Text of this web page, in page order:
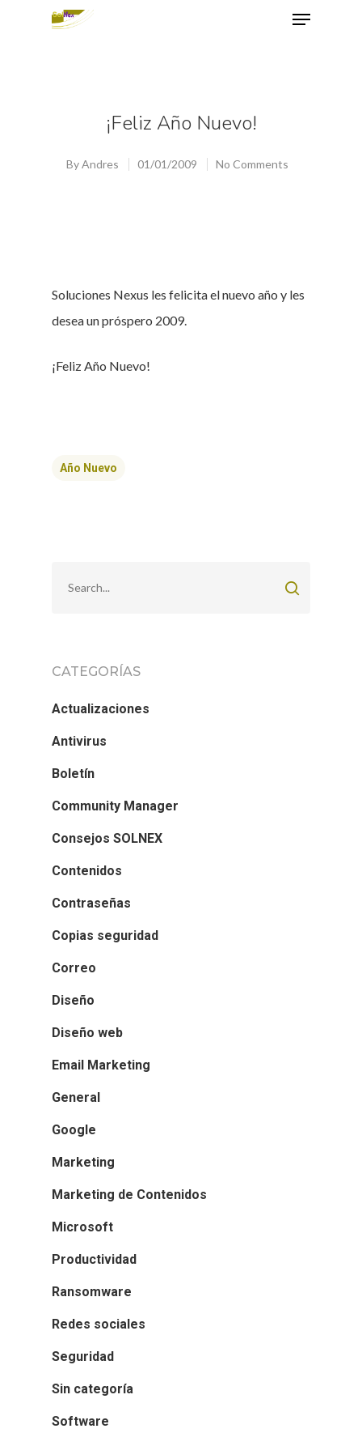
¡Feliz Año Nuevo!
ByAndres 01/01/2009 No Comments
Soluciones Nexus les felicita el nuevo año y les
desea un próspero 2009.
¡Feliz Año Nuevo!
Año Nuevo
CATEGORÍAS
Actualizaciones
Antivirus
Boletín
Community Manager
Consejos SOLNEX
Contenidos
Contraseñas
Copias seguridad
Correo
Diseño
Diseño web
Email Marketing
General
Google
Marketing
Marketing de Contenidos
Microsoft
Productividad
Ransomware
Redes sociales
Seguridad
Sin categoría
Software